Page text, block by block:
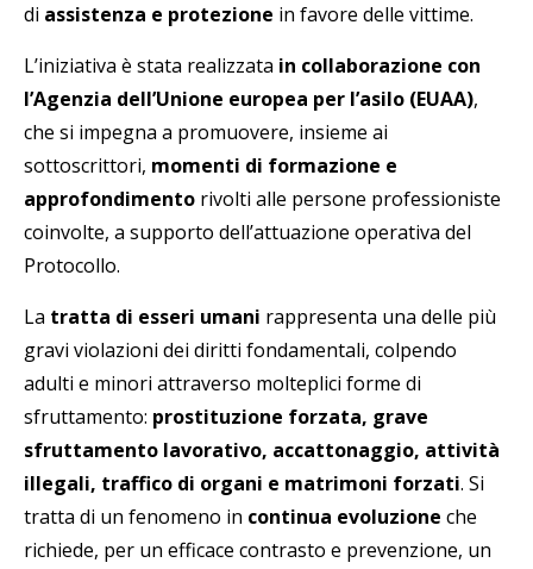
di assistenza e protezione in favore delle vittime.
L’iniziativa è stata realizzata in collaborazione con
l’Agenzia dell’Unione europea per l’asilo (EUAA),
che si impegna a promuovere, insieme ai
sottoscrittori, momenti di formazione e
approfondimento rivolti alle persone professioniste
coinvolte, a supporto dell’attuazione operativa del
Protocollo.
La tratta di esseri umani rappresenta una delle più
gravi violazioni dei diritti fondamentali, colpendo
adulti e minori attraverso molteplici forme di
sfruttamento: prostituzione forzata, grave
sfruttamento lavorativo, accattonaggio, attività
illegali, traffico di organi e matrimoni forzati. Si
tratta di un fenomeno in continua evoluzione che
richiede, per un efficace contrasto e prevenzione, un